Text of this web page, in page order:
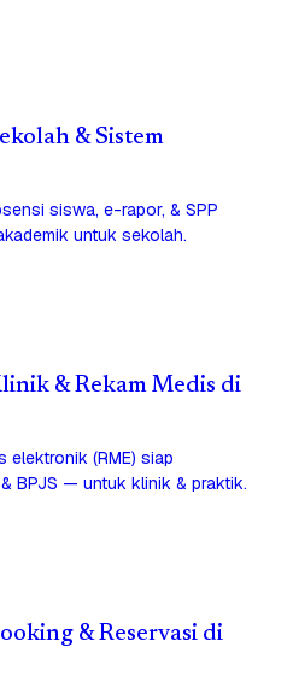
& Sistem
siswa, e-rapor, & SPP
untuk sekolah.
& Rekam Medis di
elektronik (RME) siap
& BPJS — untuk klinik & praktik.
& Reservasi di